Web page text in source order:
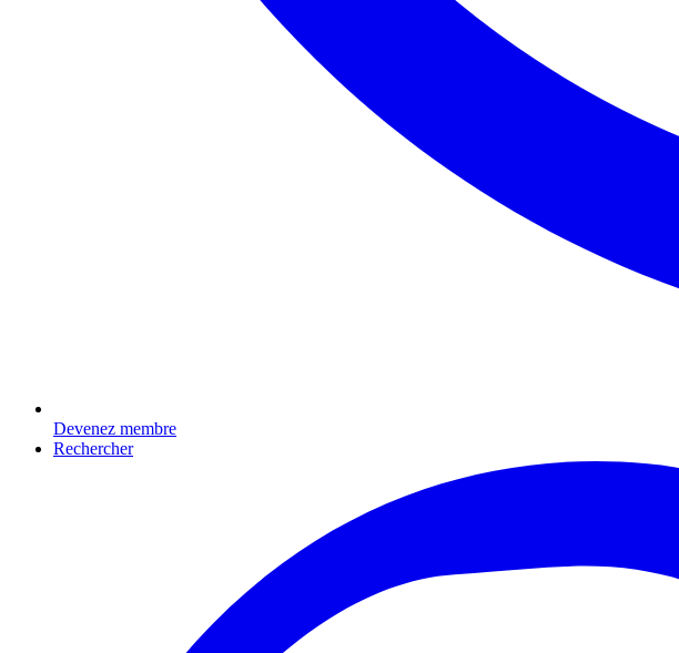
Devenez membre
Rechercher